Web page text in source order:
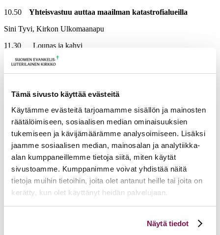
Tämä sivusto käyttää evästeitä
Käytämme evästeitä tarjoamamme sisällön ja mainosten
räätälöimiseen, sosiaalisen median ominaisuuksien
tukemiseen ja kävijämäärämme analysoimiseen. Lisäksi
jaamme sosiaalisen median, mainosalan ja analytiikka-
alan kumppaneillemme tietoja siitä, miten käytät
sivustoamme. Kumppanimme voivat yhdistää näitä
tietoja muihin tietoihin, joita olet antanut heille tai joita on
kerätty, kun olet käyttänyt heidän palvelujaan.
linkistä.
Näytä tiedot
10.50 Yhteisvastuu auttaa maailman katastrofialueilla
Sini Tyvi, Kirkon Ulkomaanapu
11.30 Lounas ja kahvi
12.30Yhteisvastuu seurakunnassa – työskentely
13.10Paikallisseurakunnan Yhteisvastuun ilo ja
13.20Yhteenveto, palaute, loppusanat
13.30Tilaisuus päättyy
Lisätietoja:
Yhteisvastuu-toimisto, yhteisvastuu@yhteisvastuu.fi
Tilaisuus järjestetään yhteistyössä STEP-opintokeskuksen kanssa.
Tampereen hiippakunnassa on v.2023 kaksi Yhteisvastuu-starttia.
kaksi Yhteisvastuu-starttia